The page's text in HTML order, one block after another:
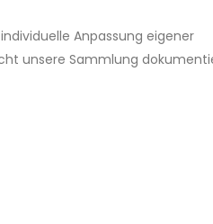
Anpassung eigener
unsere Sammlung